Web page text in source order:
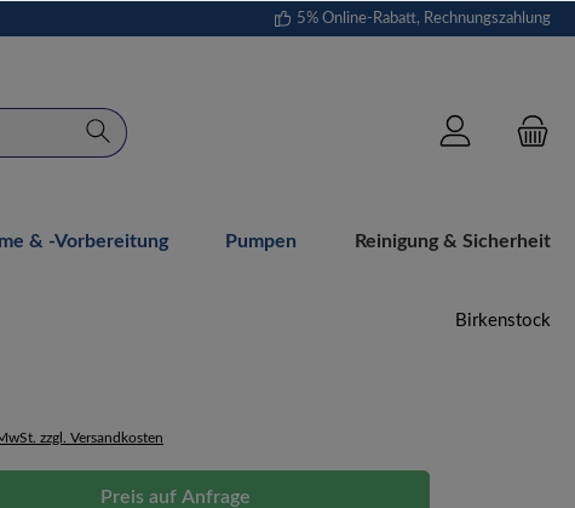
5% Online-Rabatt, Rechnungszahlung
& -vorbereitung Pumpen Reinigung & Sicherheit
Birkenstock
zzgl. Versandkosten
Preis auf Anfrage